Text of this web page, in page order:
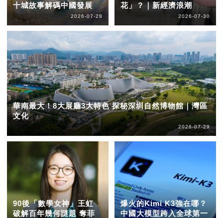
十城故事解碼中國發展
2026-07-28
花」？｜新經濟浪潮
2026-07-30
華南最大！8大展廳3大特色 探秘深圳自然博物館｜灣區
文化
2026-07-29
90後「數學女神」王虹
破解百年幾何謎題 奪菲
爆火的Kimi K3強在哪？
中國大模型跨入全球第一